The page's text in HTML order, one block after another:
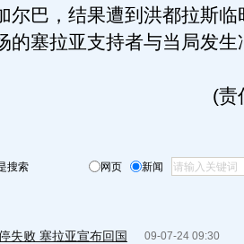
尔巴，结果遭到洪都拉斯临
的塞拉亚支持者与当局发生
(责
搜索 网页 新闻
09-07-24 09:30
失败 塞拉亚宣布回国